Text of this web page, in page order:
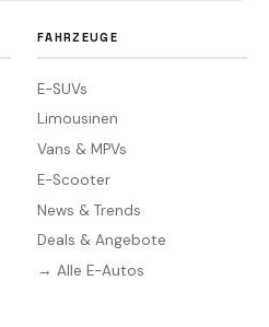
FAHRZEUGE
E-SUVs
Limousinen
Vans & MPVs
E-Scooter
News & Trends
Deals & Angebote
→ Alle E-Autos